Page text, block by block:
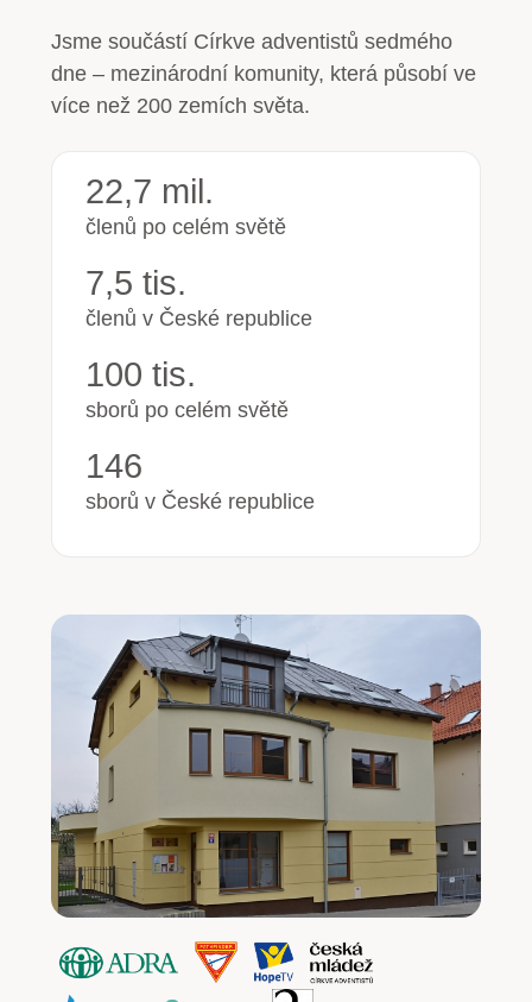
Jsme součástí Církve adventistů sedmého
dne – mezinárodní komunity, která působí ve
více než 200 zemích světa.
22,7 mil.
členů po celém světě
7,5 tis.
členů v České republice
100 tis.
sborů po celém světě
146
sborů v České republice